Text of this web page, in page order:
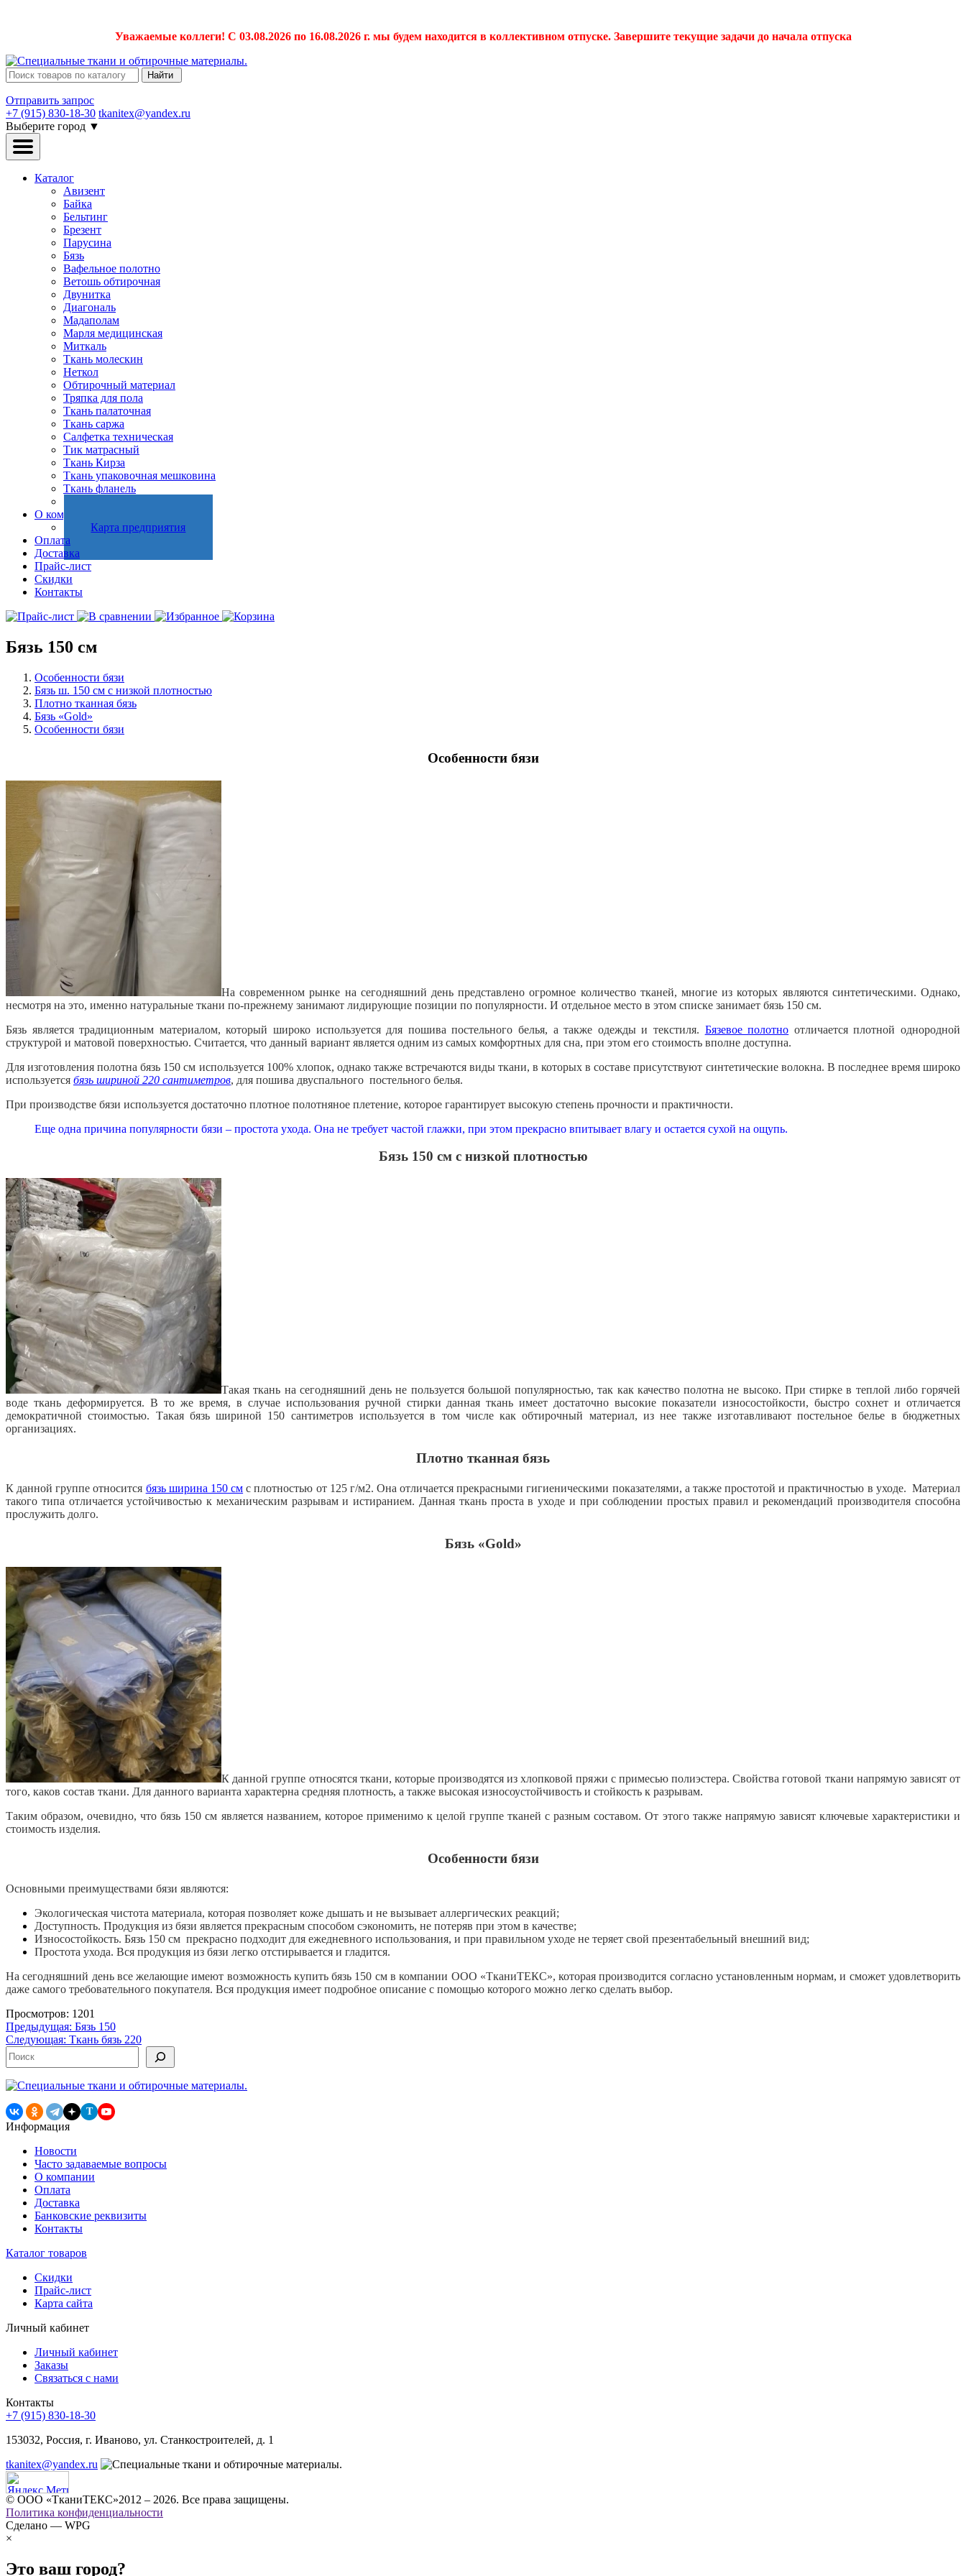
Уважаемые коллеги! С 03.08.2026 по 16.08.2026 г. мы будем находится в коллективном отпуске. Завершите текущие задачи до начала отпуска
Найти
Отправить запрос
+7 (915) 830-18-30 tkanitex@yandex.ru
Выберите город ▼
Каталог
Авизент
Байка
Бельтинг
Брезент
Парусина
Бязь
Вафельное полотно
Ветошь обтирочная
Двунитка
Диагональ
Мадаполам
Марля медицинская
Миткаль
Ткань молескин
Неткол
Обтирочный материал
Тряпка для пола
Ткань палаточная
Ткань саржа
Салфетка техническая
Тик матрасный
Ткань Кирза
Ткань упаковочная мешковина
Ткань фланель
О компании
Карта предприятия
Оплата
Доставка
Прайс-лист
Скидки
Контакты
Бязь 150 см
Особенности бязи
Бязь ш. 150 см с низкой плотностью
Плотно тканная бязь
Бязь «Gold»
Особенности бязи
Особенности бязи
На современном рынке на сегодняшний день представлено огромное количество тканей, многие из которых являются синтетическими. Однако,
несмотря на это, именно натуральные ткани по-прежнему занимают лидирующие позиции по популярности. И отдельное место в этом списке занимает бязь 150 см.
Бязь является традиционным материалом, который широко используется для пошива постельного белья, а также одежды и текстиля. Бязевое полотно отличается плотной однородной
структурой и матовой поверхностью. Считается, что данный вариант является одним из самых комфортных для сна, при этом его стоимость вполне доступна.
Для изготовления полотна бязь 150 см используется 100% хлопок, однако также встречаются виды ткани, в которых в составе присутствуют синтетические волокна. В последнее время широко
используется бязь шириной 220 сантиметров, для пошива двуспального постельного белья.
При производстве бязи используется достаточно плотное полотняное плетение, которое гарантирует высокую степень прочности и практичности.
Еще одна причина популярности бязи – простота ухода. Она не требует частой глажки, при этом прекрасно впитывает влагу и остается сухой на ощупь.
Бязь 150 см с низкой плотностью
Такая ткань на сегодняшний день не пользуется большой популярностью, так как качество полотна не высоко. При стирке в теплой либо горячей
воде ткань деформируется. В то же время, в случае использования ручной стирки данная ткань имеет достаточно высокие показатели износостойкости, быстро сохнет и отличается
демократичной стоимостью. Такая бязь шириной 150 сантиметров используется в том числе как обтирочный материал, из нее также изготавливают постельное белье в бюджетных
организациях.
Плотно тканная бязь
К данной группе относится бязь ширина 150 см с плотностью от 125 г/м2. Она отличается прекрасными гигиеническими показателями, а также простотой и практичностью в уходе. Материал
такого типа отличается устойчивостью к механическим разрывам и истиранием. Данная ткань проста в уходе и при соблюдении простых правил и рекомендаций производителя способна
прослужить долго.
Бязь «Gold»
К данной группе относятся ткани, которые производятся из хлопковой пряжи с примесью полиэстера. Свойства готовой ткани напрямую зависят от
того, каков состав ткани. Для данного варианта характерна средняя плотность, а также высокая износоустойчивость и стойкость к разрывам.
Таким образом, очевидно, что бязь 150 см является названием, которое применимо к целой группе тканей с разным составом. От этого также напрямую зависят ключевые характеристики и
стоимость изделия.
Особенности бязи
Основными преимуществами бязи являются:
Экологическая чистота материала, которая позволяет коже дышать и не вызывает аллергических реакций;
Доступность. Продукция из бязи является прекрасным способом сэкономить, не потеряв при этом в качестве;
Износостойкость. Бязь 150 см прекрасно подходит для ежедневного использования, и при правильном уходе не теряет свой презентабельный внешний вид;
Простота ухода. Вся продукция из бязи легко отстирывается и гладится.
На сегодняшний день все желающие имеют возможность купить бязь 150 см в компании ООО «ТканиТЕКС», которая производится согласно установленным нормам, и сможет удовлетворить
даже самого требовательного покупателя. Вся продукция имеет подробное описание с помощью которого можно легко сделать выбор.
Просмотров: 1201
Навигация
по
записям
Предыдущая: Бязь 150
Следующая: Ткань бязь 220
Поиск
T
Информация
Новости
Часто задаваемые вопросы
О компании
Оплата
Доставка
Банковские реквизиты
Контакты
Каталог товаров
Скидки
Прайс-лист
Карта сайта
Личный кабинет
Личный кабинет
Заказы
Связаться с нами
Контакты
+7 (915) 830-18-30
153032, Россия, г. Иваново, ул. Станкостроителей, д. 1
tkanitex@yandex.ru
© ООО «ТканиТЕКС»2012 – 2026. Все права защищены.
Политика конфиденциальности
Сделано — WPG
×
Это ваш город?